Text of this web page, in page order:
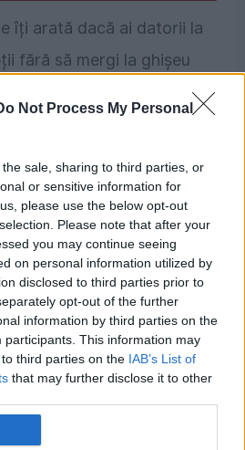
Not Process My Personal
sale, sharing to third parties, or
or sensitive information for
please use the below opt-out
Please note that after your
you may continue seeing
on personal information utilized by
disclosed to third parties prior to
opt-out of the further
information by third parties on the
participants. This information may
third parties on the IAB’s List of
that may further disclose it to other
îți arată dacă ai datorii la
fără să mergi la ghișeu
SOCIAL
pensionarii nu trebuie să-l
Este de referință